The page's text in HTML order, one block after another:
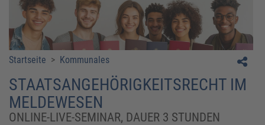
Startseite > Kommunales
STAATSANGEHÖRIGKEITSRECHT IM
MELDEWESEN
ONLINE-LIVE-SEMINAR, DAUER 3 STUNDEN